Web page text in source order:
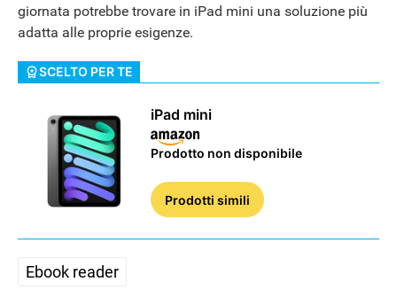
giornata potrebbe trovare in iPad mini una soluzione più
adatta alle proprie esigenze.
SCELTO PER TE
iPad mini
Prodotto non disponibile
Prodotti simili
Ebook reader